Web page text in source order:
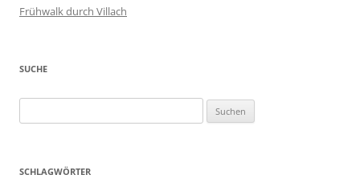
Frühwalk durch Villach
SUCHE
nach:
SCHLAGWÖRTER